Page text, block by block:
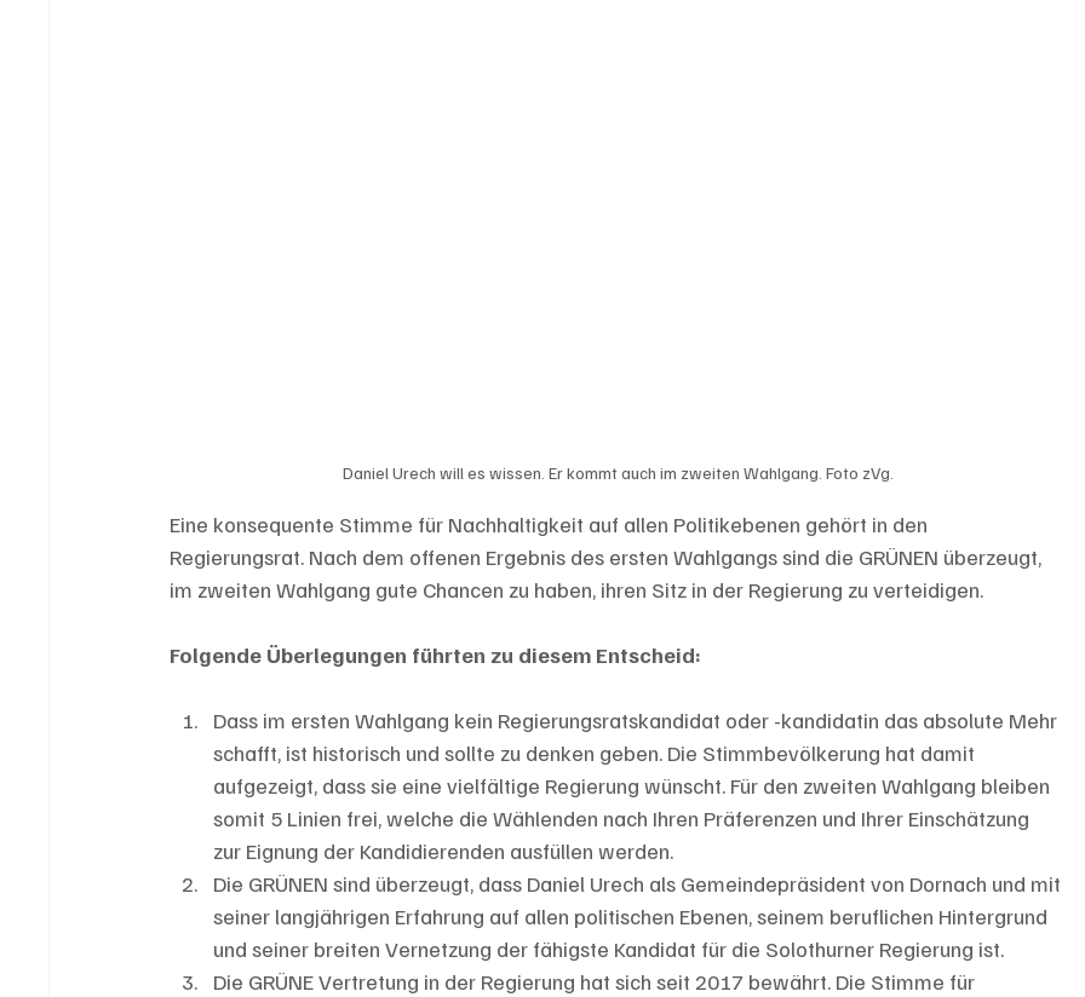
Daniel Urech will es wissen. Er kommt auch im zweiten Wahlgang. Foto zVg.
Eine konsequente Stimme für Nachhaltigkeit auf allen Politikebenen gehört in den
Regierungsrat. Nach dem offenen Ergebnis des ersten Wahlgangs sind die GRÜNEN überzeugt,
im zweiten Wahlgang gute Chancen zu haben, ihren Sitz in der Regierung zu verteidigen.
Folgende Überlegungen führten zu diesem Entscheid:
Dass im ersten Wahlgang kein Regierungsratskandidat oder -kandidatin das absolute Mehr
schafft, ist historisch und sollte zu denken geben. Die Stimmbevölkerung hat damit
aufgezeigt, dass sie eine vielfältige Regierung wünscht. Für den zweiten Wahlgang bleiben
somit 5 Linien frei, welche die Wählenden nach Ihren Präferenzen und Ihrer Einschätzung
zur Eignung der Kandidierenden ausfüllen werden.
Die GRÜNEN sind überzeugt, dass Daniel Urech als Gemeindepräsident von Dornach und mit
seiner langjährigen Erfahrung auf allen politischen Ebenen, seinem beruflichen Hintergrund
und seiner breiten Vernetzung der fähigste Kandidat für die Solothurner Regierung ist.
Die GRÜNE Vertretung in der Regierung hat sich seit 2017 bewährt. Die Stimme für